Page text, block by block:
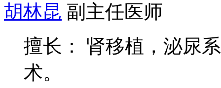
胡林昆 副主任医师
擅长： 肾移植，泌尿
术。